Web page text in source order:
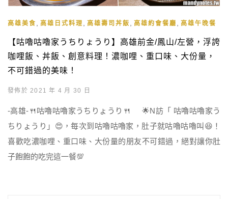
高雄美食 高雄日式料理 高雄壽司丼飯 高雄約會餐廳 高雄午晚餐
【咕嚕咕嚕家うちりょうり】高雄前金/鳳山/左營，浮誇
咖哩飯、丼飯、創意料理！濃咖哩、重口味、大份量，
不可錯過的美味！
發佈於 2021 年 4 月 30 日
-高雄-🍴咕嚕咕嚕家うちりょうり🍴 🌟N訪「 咕嚕咕嚕家う
ちりょうり」😍，每次到咕嚕咕嚕家，肚子就咕嚕咕嚕叫😆！
喜歡吃濃咖哩、重口味、大份量的朋友不可錯過，絕對讓你肚
子飽飽的吃完這一餐💯